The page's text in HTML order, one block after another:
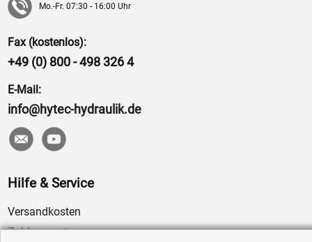
Mo.-Fr. 07:30 - 16:00 Uhr
Fax (kostenlos):
+49 (0) 800 - 498 326 4
E-Mail:
info@hytec-hydraulik.de
Hilfe & Service
Versandkosten
Zahlungsarten